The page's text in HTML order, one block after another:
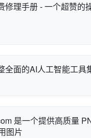
修理手册 - 一个超赞的
全面的AI人工智能工具
是一个提供高质量
图片